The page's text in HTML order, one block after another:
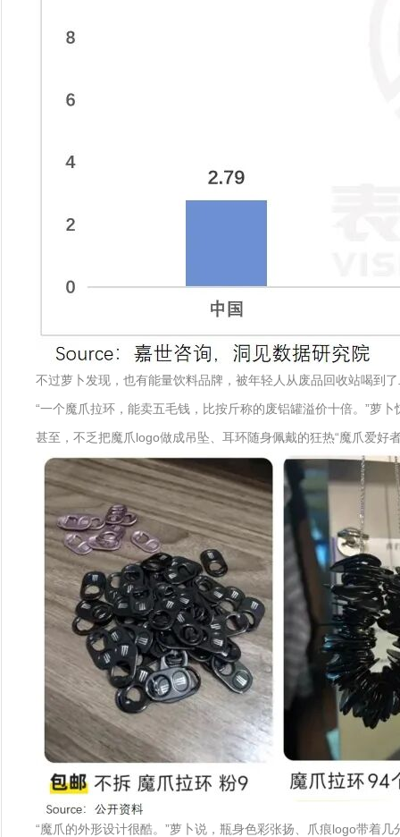
不过萝卜发现，也有能量饮料品牌，被年轻人从废品回收站喝到
“一个魔爪拉环，能卖五毛钱，比按斤称的废铝罐溢价十倍。”萝
甚至，不乏把魔爪logo做成吊坠、耳环随身佩戴的狂热“魔爪爱好
“魔爪的外形设计很酷。”萝卜说，瓶身色彩张扬、爪痕logo带着